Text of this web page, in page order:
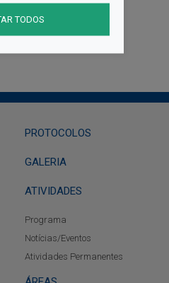
PROTOCOLOS
GALERIA
ATIVIDADES
Programa
Notícias/Eventos
Atividades Permanentes
TODOS